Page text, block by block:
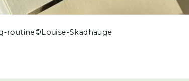
routine©Louise-Skadhauge